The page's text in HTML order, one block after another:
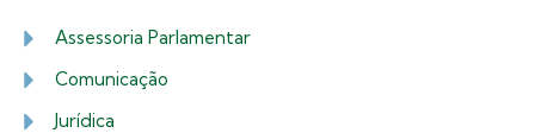
Assessoria Parlamentar
Comunicação
Jurídica